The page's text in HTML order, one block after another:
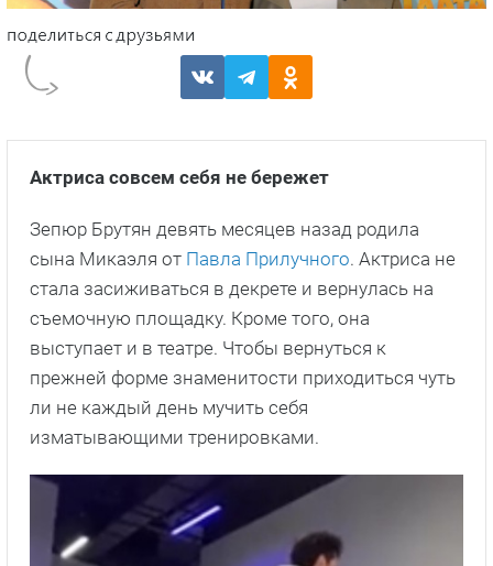
Актриса совсем себя не бережет
Зепюр Брутян девять месяцев назад родила
сына Микаэля от Павла Прилучного. Актриса не
стала засиживаться в декрете и вернулась на
съемочную площадку. Кроме того, она
выступает и в театре. Чтобы вернуться к
прежней форме знаменитости приходиться чуть
ли не каждый день мучить себя
изматывающими тренировками.